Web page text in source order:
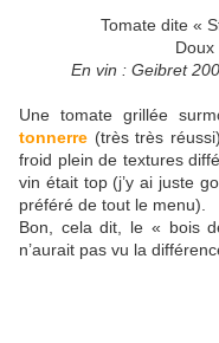
Tomate dite «
Doux
En vin : Geibret
Une tomate grillée
tonnerre (très très
froid plein de textures
vin était top (j’y ai juste
préféré de tout le menu).
Bon, cela dit, le « bois
n’aurait pas vu la